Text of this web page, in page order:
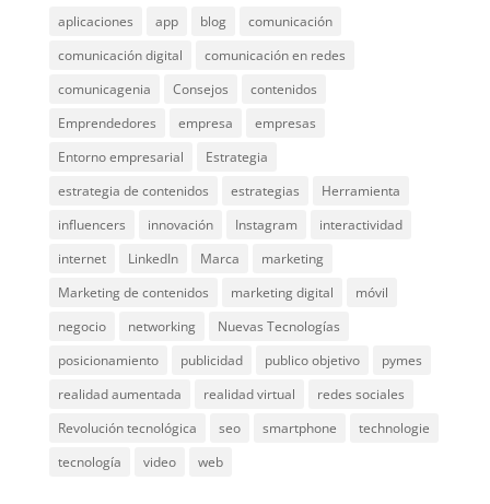
aplicaciones app blog
comunicación
comunicación digital
comunicación en redes
comunicagenia
Consejos
contenidos
Emprendedores
empresa
empresas
Entorno empresarial
Estrategia
estrategia de contenidos
estrategias
Herramienta
influencers
innovación Instagram
interactividad
internet
LinkedIn Marca
marketing
Marketing de contenidos
marketing digital
móvil
negocio
networking
Nuevas Tecnologías
posicionamiento
publicidad publico objetivo
pymes
realidad aumentada
realidad virtual
redes sociales
Revolución tecnológica
seo smartphone
technologie
tecnología
video web